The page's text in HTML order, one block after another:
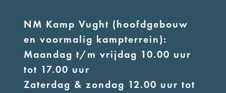
NM Kamp Vught (hoofdgebouw
en voormalig kampterrein):
Maandag t/m vrijdag 10.00 uur
tot 17.00 uur
Zaterdag & zondag 12.00 uur tot